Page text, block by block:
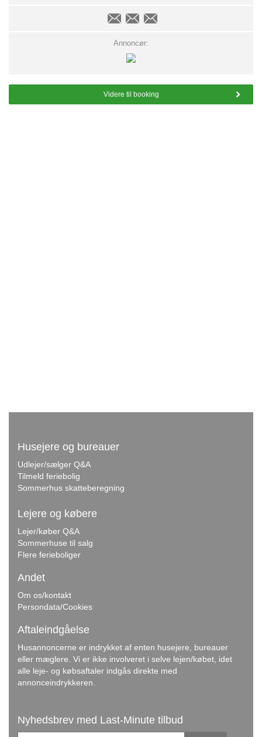
Annoncør:
Videre til booking
Husejere og bureauer
Udlejer/sælger Q&A
Tilmeld feriebolig
Sommerhus skatteberegning
Lejere og købere
Lejer/køber Q&A
Sommerhuse til salg
Flere ferieboliger
Andet
Om os/kontakt
Persondata/Cookies
Aftaleindgåelse
Husannoncerne er indrykket af enten husejere, bureauer
eller mæglere. Vi er ikke involveret i selve lejen/købet, idet
alle leje- og købsaftaler indgås direkte med
annonceindrykkeren.
Nyhedsbrev med Last-Minute tilbud